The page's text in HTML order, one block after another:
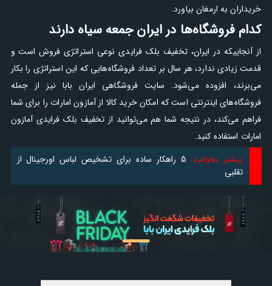
خریداران به ارمغان بیاورد.
کدام فروشگاه‌ها در ایران جمعه سیاه دارند
از آنجاییکه در ایران، تخفیف بلک فرایدی نوعی استراتژی فروش است و
قدمت زیادی ندارد، هر سال بر تعداد فروشگاه‌هایی که این استراتژی را بکار
می‌برند، افزوده می‌شود. سایت فروشگاهی ایران بابا نیز از جمله
فروشگاه‌های اینترنتی است که امکان خرید کالا از آمازون امارات را برای شما
فراهم می‌کند، در نتیجه شما هم می‌توانید از تخفیف بلک فرایدی آمازون
امارات استفاده کنید.
بیشتر بخوانید:
5 راهکار ساده برای تشخیص لباس اورجینال از
تقلبی